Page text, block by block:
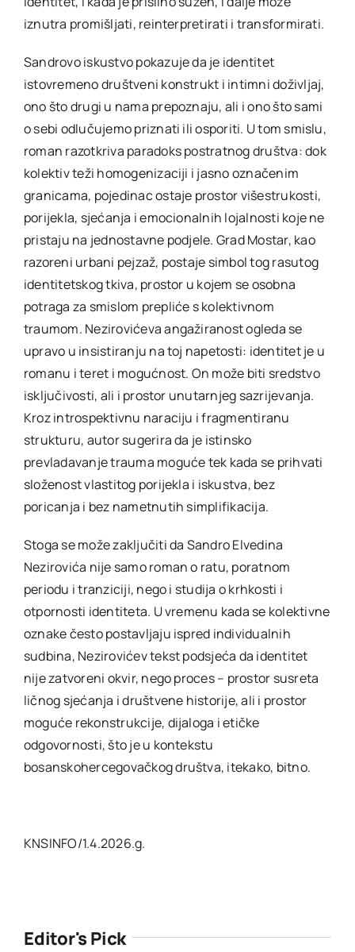
iznutra promišljati, reinterpretirati i transformirati.
Sandrovo iskustvo pokazuje da je identitet
istovremeno društveni konstrukt i intimni doživljaj,
ono što drugi u nama prepoznaju, ali i ono što sami
o sebi odlučujemo priznati ili osporiti. U tom smislu,
roman razotkriva paradoks postratnog društva: dok
kolektiv teži homogenizaciji i jasno označenim
granicama, pojedinac ostaje prostor višestrukosti,
porijekla, sjećanja i emocionalnih lojalnosti koje ne
pristaju na jednostavne podjele. Grad Mostar, kao
razoreni urbani pejzaž, postaje simbol tog rasutog
identitetskog tkiva, prostor u kojem se osobna
potraga za smislom prepliće s kolektivnom
traumom. Nezirovićeva angažiranost ogleda se
upravo u insistiranju na toj napetosti: identitet je u
romanu i teret i mogućnost. On može biti sredstvo
isključivosti, ali i prostor unutarnjeg sazrijevanja.
Kroz introspektivnu naraciju i fragmentiranu
strukturu, autor sugerira da je istinsko
prevladavanje trauma moguće tek kada se prihvati
složenost vlastitog porijekla i iskustva, bez
poricanja i bez nametnutih simplifikacija.
Stoga se može zaključiti da Sandro Elvedina
Nezirovića nije samo roman o ratu, poratnom
periodu i tranziciji, nego i studija o krhkosti i
otpornosti identiteta. U vremenu kada se kolektivne
oznake često postavljaju ispred individualnih
sudbina, Nezirovićev tekst podsjeća da identitet
nije zatvoreni okvir, nego proces – prostor susreta
ličnog sjećanja i društvene historije, ali i prostor
moguće rekonstrukcije, dijaloga i etičke
odgovornosti, što je u kontekstu
bosanskohercegovačkog društva, itekako, bitno.
KNSINFO/1.4.2026.g.
Editor's Pick